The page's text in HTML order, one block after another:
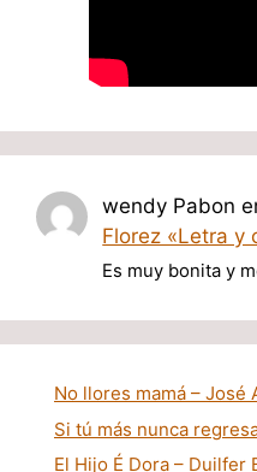
wendy Pabon
Florez «Letra y
Es muy bonita y
No llores mamá – José
Si tú más nunca
El Hijo É Dora – Duilfer